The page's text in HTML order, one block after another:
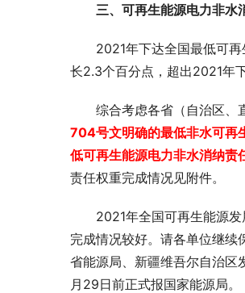
三、可再生能源电力非水
2021年下达全国最低可
长2.3个百分点，超出2021年
综合考虑各省（自治区、
704号文明确的最低非水可再
低可再生能源电力非水消纳责
责任权重完成情况见附件。
2021年全国可再生能源
完成情况较好。请各单位继续
省能源局、新疆维吾尔自治区
月29日前正式报国家能源局。